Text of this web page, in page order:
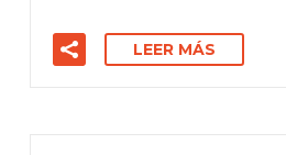
LEER MÁS